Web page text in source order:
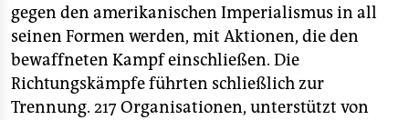
gegen den amerikanischen Imperialismus in all
seinen Formen werden, mit Aktionen, die den
bewaffneten Kampf einschließen. Die
Richtungskämpfe führten schließlich zur
Trennung. 217 Organisationen, unterstützt von